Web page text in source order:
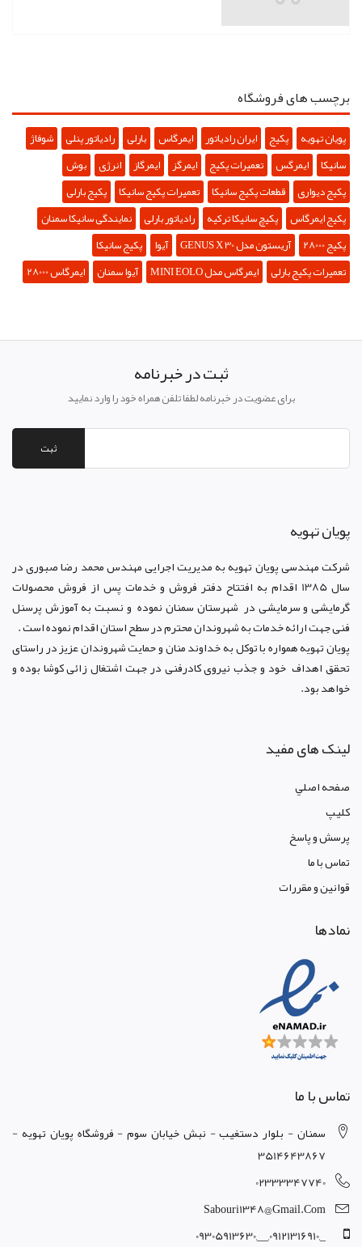
برچسب های فروشگاه
پویان تهویه پکیج ایران رادیاتور ایمرگاس بارلی رادیاتور پنلی شوفاژ
سانیکا ایمرگس تعمیرات پکیج ایمرگز ایمرگاز انرژی بوش
پکیج دیواری قطعات پکیج سانیکا تعمیرات پکیج سانیکا پکیج بارلی
پکیج ایمرگاس پکیچ سانیکا ترکیه رادیاتور بارلی نمایندگی سانیکا سمنان
پکیج 28000
آریستون مدل GENUS X 30 آیوا
پکیج سانیکا
تعمیرات پکیج بارلی ایمرگاس مدل MINI EOLO آیوا سمنان ایمرگاس 28000
ثبت در خبرنامه
برای عضویت در خبرنامه لطفا تلفن همراه خود را وارد نمایید
ثبت
پويان تهويه
شرکت مهندسی پویان تهویهبه مدیریت اجرایی مهندس محمد رضا صبوری در
سال 1385 اقدام به افتتاح دفتر فروش و خدمات پس از فروش محصولات
گرمایشی و سرمایشی در شهرستان سمنان نموده و نسبت به آموزش پرسنل
فنی جهت ارائه خدمات به شهروندان محترم در سطح استان اقدام نموده است .
پویان تهویه همواره با توکل به خداوند منان و حمایت شهروندان عزیز در راستای
تحقق اهداف خود و جذب نیروی کادرفنی در جهت اشتغال زائی کوشا بوده و
خواهد بود.
لینک های مفید
صفحه اصلي
کليپ
پرسش و پاسخ
تماس با ما
قوانين و مقررات
نمادها
تماس با ما
سمنان - بلوار دستغيب - نبش خيابان سوم - فروشگاه پويان تهويه -
3514643867
02333347740
Sabouri1348@gmail.com
_,09121316910,__,09305913630